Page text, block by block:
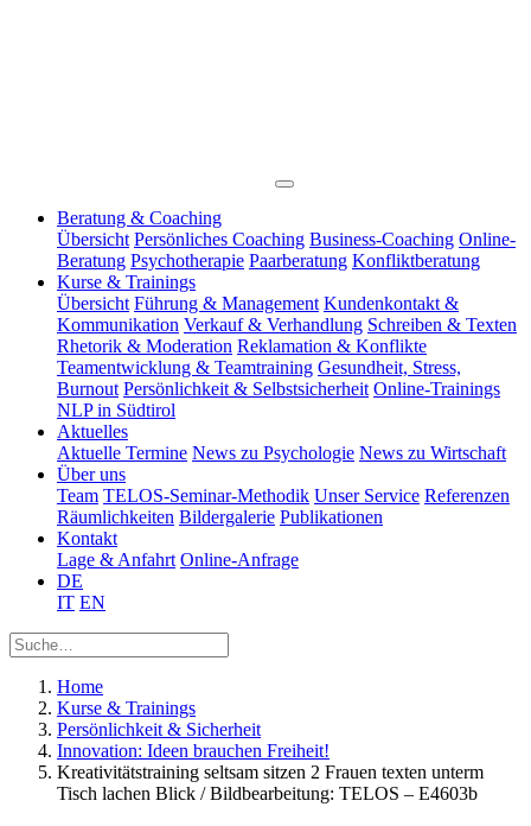
Beratung & Coaching
Übersicht Persönliches Coaching Business-Coaching Online-
Beratung Psychotherapie Paarberatung Konfliktberatung
Kurse & Trainings
Übersicht Führung & Management Kundenkontakt &
Kommunikation Verkauf & Verhandlung Schreiben & Texten
Rhetorik & Moderation Reklamation & Konflikte
Teamentwicklung & Teamtraining Gesundheit, Stress,
Burnout Persönlichkeit & Selbstsicherheit Online-Trainings
NLP in Südtirol
Aktuelles
Aktuelle Termine News zu Psychologie News zu Wirtschaft
Über uns
Team TELOS-Seminar-Methodik Unser Service Referenzen
Räumlichkeiten Bildergalerie Publikationen
Kontakt
Lage & Anfahrt Online-Anfrage
DE
IT EN
Home
Kurse & Trainings
Persönlichkeit & Sicherheit
Innovation: Ideen brauchen Freiheit!
Kreativitätstraining seltsam sitzen 2 Frauen texten unterm
Tisch lachen Blick / Bildbearbeitung: TELOS – E4603b